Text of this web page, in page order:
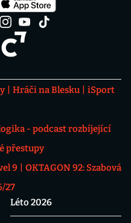
Hráči na Blesku
iSport
- podcast rozbíjející
přestupy
9
OKTAGON 92: Szabová
27
Léto 2026